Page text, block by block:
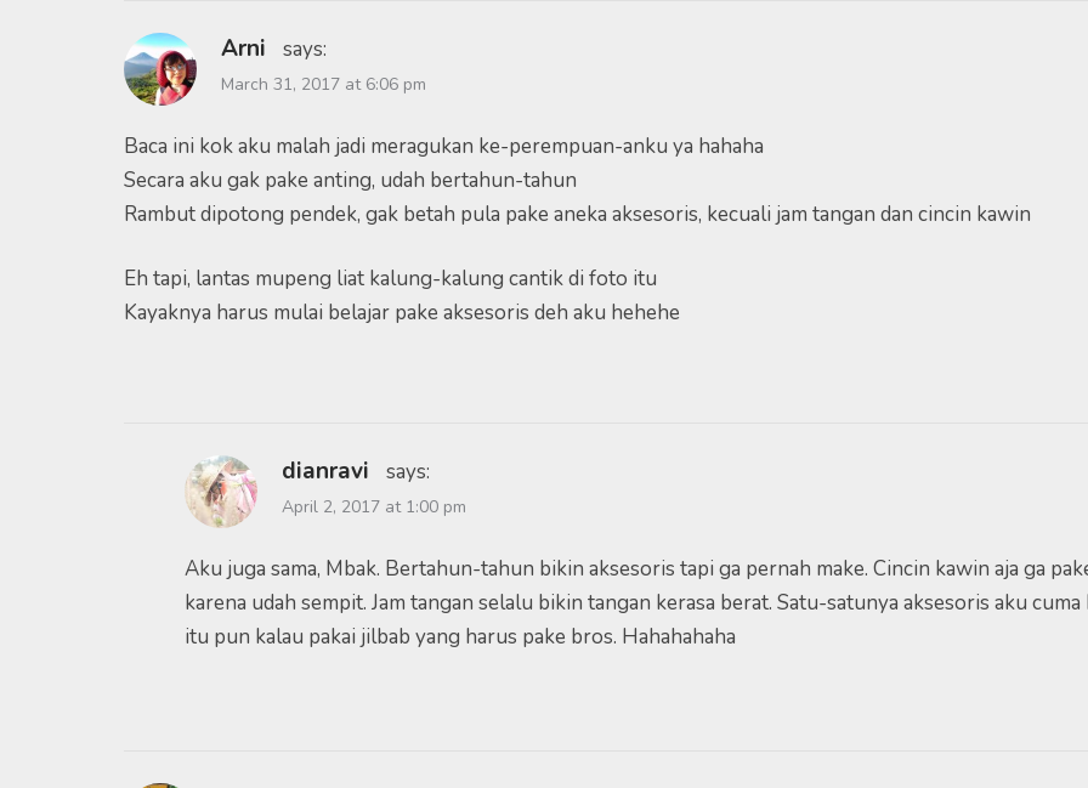
Arni says:
March 31, 2017 at 6:06 pm
Baca ini kok aku malah jadi meragukan ke-perempuan-anku ya hahaha
Secara aku gak pake anting, udah bertahun-tahun
Rambut dipotong pendek, gak betah pula pake aneka aksesoris, kecuali jam tangan dan cincin kawin
Eh tapi, lantas mupeng liat kalung-kalung cantik di foto itu
Kayaknya harus mulai belajar pake aksesoris deh aku hehehe
dianravi says:
April 2, 2017 at 1:00 pm
Aku juga sama, Mbak. Bertahun-tahun bikin aksesoris tapi ga pernah make. Cincin kawin aja ga
karena udah sempit. Jam tangan selalu bikin tangan kerasa berat. Satu-satunya aksesoris aku cuma
itu pun kalau pakai jilbab yang harus pake bros. Hahahahaha